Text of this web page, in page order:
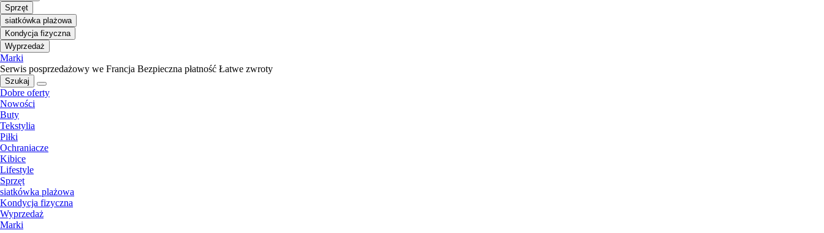
Sprzęt
siatkówka plażowa
Kondycja fizyczna
Wyprzedaż
Marki
Serwis posprzedażowy we Francja Bezpieczna płatność Łatwe zwroty
Szukaj
Dobre oferty
Nowości
Buty
Tekstylia
Piłki
Ochraniacze
Kibice
Lifestyle
Sprzęt
siatkówka plażowa
Kondycja fizyczna
Wyprzedaż
Marki